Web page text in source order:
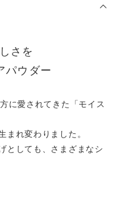
さを
パウダー
に愛されてきた「モイス
まれ変わりました。
としても、さまざまなシ